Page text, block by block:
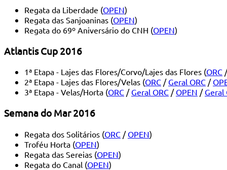
Regata da Liberdade (OPEN)
Regata das Sanjoaninas (OPEN)
Regata do 69º Aniversário do CNH (OPEN)
Atlantis Cup 2016
1ª Etapa - Lajes das Flores/Corvo/Lajes das Flores (ORC
2ª Etapa - Lajes das Flores/Velas (ORC / Geral ORC /
3ª Etapa - Velas/Horta (ORC / Geral ORC / OPEN / Geral
Semana do Mar 2016
Regata dos Solitários (ORC / OPEN)
Troféu Horta (OPEN)
Regata das Sereias (OPEN)
Regata do Canal (OPEN)